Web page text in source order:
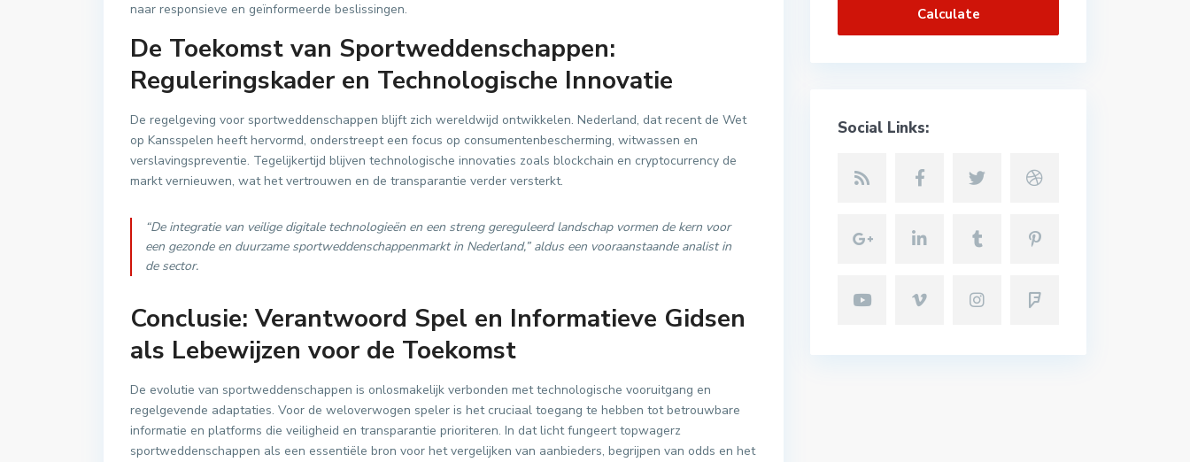
naar responsieve en geïnformeerde beslissingen.
De Toekomst van Sportweddenschappen:
Reguleringskader en Technologische Innovatie
De regelgeving voor sportweddenschappen blijft zich wereldwijd ontwikkelen. Nederland, dat recent de Wet
op Kansspelen heeft hervormd, onderstreept een focus op consumentenbescherming, witwassen en
verslavingspreventie. Tegelijkertijd blijven technologische innovaties zoals blockchain en cryptocurrency de
markt vernieuwen, wat het vertrouwen en de transparantie verder versterkt.
“De integratie van veilige digitale technologieën en een streng gereguleerd landschap vormen de kern voor
een gezonde en duurzame sportweddenschappenmarkt in Nederland,” aldus een vooraanstaande analist in
de sector.
Conclusie: Verantwoord Spel en Informatieve Gidsen
als Lebewijzen voor de Toekomst
De evolutie van sportweddenschappen is onlosmakelijk verbonden met technologische vooruitgang en
regelgevende adaptaties. Voor de weloverwogen speler is het cruciaal toegang te hebben tot betrouwbare
informatie en platforms die veiligheid en transparantie prioriteren. In dat licht fungeert topwagerz
sportweddenschappen als een essentiële bron voor het vergelijken van aanbieders, begrijpen van odds en het
Calculate
Social Links: